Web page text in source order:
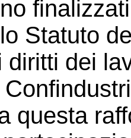
Statuto
diritti dei
questa